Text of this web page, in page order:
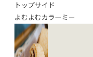
トップサイド
よむよむカラーミー